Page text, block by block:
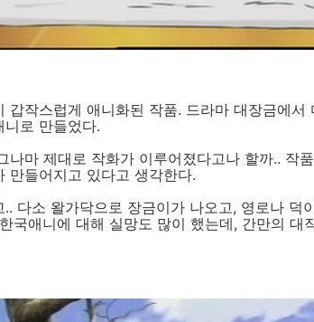
갑작스럽게 애니화된 작품. 드라마 대장금에서
로 만들었다.
나마 제대로 작화가 이루어졌다고나 할까.. 작
만들어지고 있다고 생각한다.
다소 왈가닥으로 장금이가 나오고, 영로나 덕
국애니에 대해 실망도 많이 했는데, 간만의 대